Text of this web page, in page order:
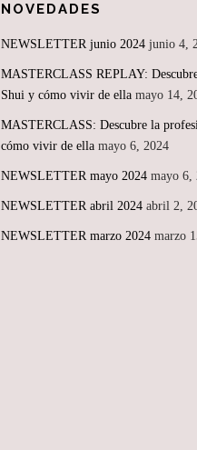
NOVEDADES
NEWSLETTER junio 2024 junio 4,
MASTERCLASS REPLAY:
Shui y cómo vivir de ella mayo 14,
MASTERCLASS: Descubre la
cómo vivir de ella mayo 6, 2024
NEWSLETTER mayo 2024 mayo 6,
NEWSLETTER abril 2024 abril 2,
NEWSLETTER marzo 2024 marzo